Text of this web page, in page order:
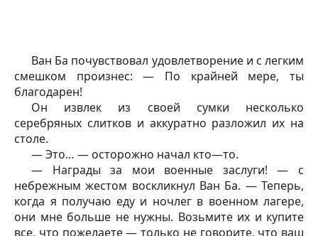
Ван Ба почувствовал удовлетворение и с легким
смешком произнес: — По крайней мере, ты
благодарен!
Он извлек из своей сумки несколько
серебряных слитков и аккуратно разложил их на
столе.
— Это… — осторожно начал кто—то.
— Награды за мои военные заслуги! — с
небрежным жестом воскликнул Ван Ба. — Теперь,
когда я получаю еду и ночлег в военном лагере,
они мне больше не нужны. Возьмите их и купите
все, что пожелаете — только не говорите, что ваш